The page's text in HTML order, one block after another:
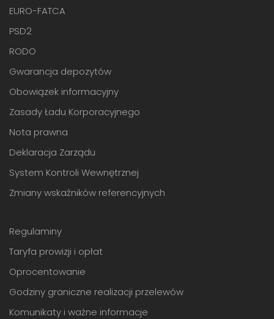
EURO-FATCA
PSD2
RODO
Gwarancja depozytów
Obowiązek informacyjny
Zasady Ładu Korporacyjnego
Nota prawna
Deklaracja Zarządu
System Kontroli Wewnętrznej
Zmiany wskaźników referencyjnych
Regulaminy
Taryfa prowizji i opłat
Oprocentowanie
Godziny graniczne realizacji przelewów
Komunikaty i ważne informacje